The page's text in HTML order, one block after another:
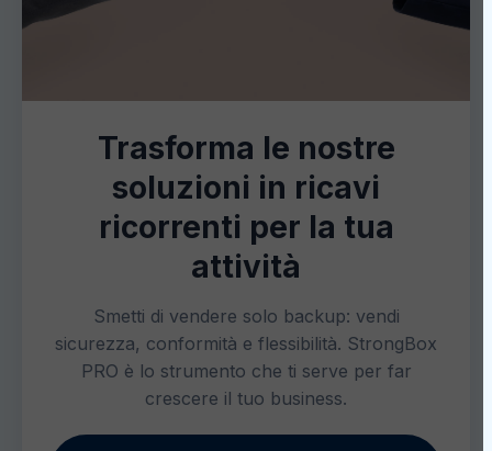
Trasforma le nostre
soluzioni in ricavi
ricorrenti per la tua
attività
Smetti di vendere solo backup: vendi
sicurezza, conformità e flessibilità. StrongBox
PRO è lo strumento che ti serve per far
crescere il tuo business.